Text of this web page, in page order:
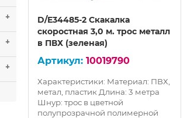
+
+
+
D/E34485-2 Скакалка
скоростная 3,0 м. трос металл
в ПВХ (зеленая)
10019790
Характеристики: Материал: ПВХ,
метал, пластик Длина: 3 метра
Шнур: трос в цветной
полупрозрачной полимерной